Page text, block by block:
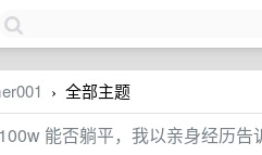
› 全部主题
能否躺平，我以亲身经历告